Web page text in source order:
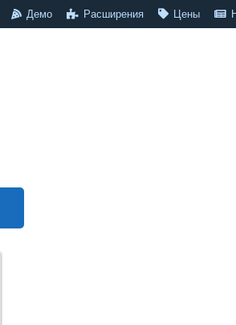
Демо Расширения Цены